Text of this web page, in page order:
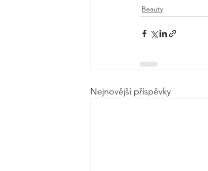
Beauty
Nejnovější příspěvky